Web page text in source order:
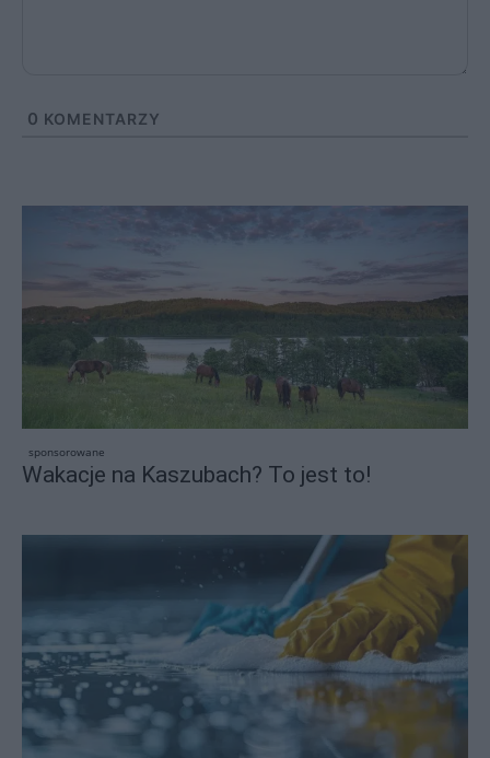
0 KOMENTARZY
sponsorowane
Wakacje na Kaszubach? To jest to!